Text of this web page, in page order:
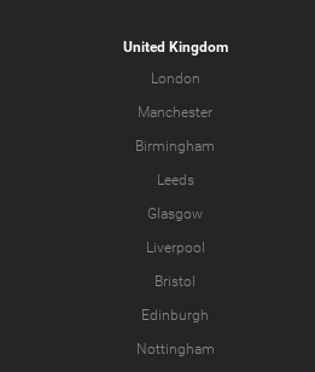
United Kingdom
London
Manchester
Birmingham
Leeds
Glasgow
Liverpool
Bristol
Edinburgh
Nottingham